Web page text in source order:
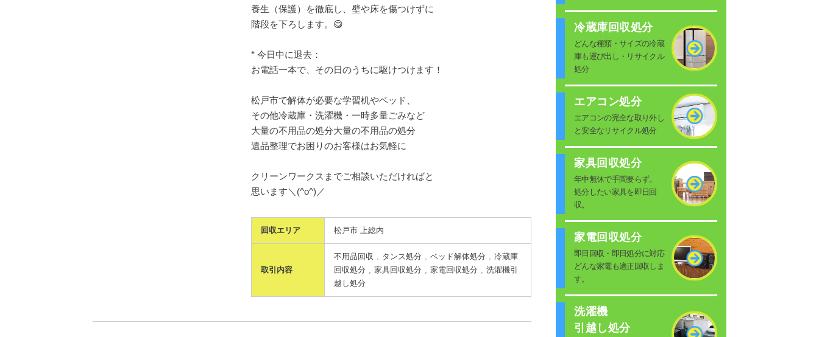
養生（保護）を徹底し、壁や床を傷つけずに
階段を下ろします。😋
* 今日中に退去：
お電話一本で、その日のうちに駆けつけます！
松戸市で解体が必要な学習机やベッド、
その他冷蔵庫・洗濯機・一時多量ごみなど
大量の不用品の処分大量の不用品の処分
遺品整理でお困りのお客様はお気軽に
クリーンワークスまでご相談いただければと
思います＼(^o^)／
回収エリア 松戸市 上総内
取引内容
不用品回収 タンス処分 ベッド解体処分
冷蔵庫
回収処分
家具回収処分 家電回収処分
洗濯機引
越し処分
冷蔵庫回収処分
どんな種類・サイズの冷蔵
庫も運び出し・リサイクル
処分
エアコン処分
エアコンの完全な取り外し
と安全なリサイクル処分
家具回収処分
年中無休で手間要らず。
処分したい家具を即日回
収。
家電回収処分
即日回収・即日処分に対応
どんな家電も適正回収しま
す。
洗濯機
引越し処分